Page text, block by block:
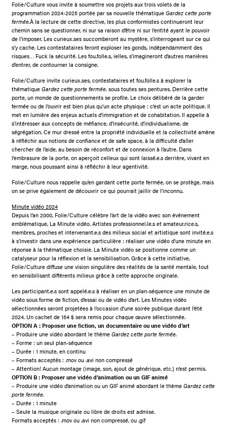
Folie/Culture vous invite à soumettre vos projets aux trois volets de la
programmation 2024-2025 portée par sa nouvelle thématiqueGardez cette porte
fermée.À la lecture de cette directive, les plus conformistes continueront leur
chemin sans se questionner, ni sur sa raison d’être ni sur l’entité ayant le pouvoir
de l’imposer. Les curieux.ses succomberont au mystère, s’interrogeant sur ce qui
s’y cache. Les contestataires feront exploser les gonds, indépendamment des
risques… Fuck la sécurité. Les fou.folle.s, ielles, s’imagineront d’autres manières
d’entrer, de contourner la consigne.
Folie/Culture invite curieux.ses, contestataires et fou.folle.s à explorer la
thématiqueGardez cette porte fermée. sous toutes ses pentures. Derrière cette
porte, un monde de questionnements se profile. Le choix délibéré de la garder
fermée ou de l’ouvrir est bien plus qu’un acte physique : c’est un acte politique. Il
met en lumière des enjeux actuels d’immigration et de cohabitation. Il appelle à
s’intéresser aux concepts de méfiance, d’insécurité, d’individualisme, de
ségrégation. Ce mur dressé entre la propriété individuelle et la collectivité amène
à réfléchir aux notions de confiance et de safe space, à la difficulté d’aller
chercher de l’aide, au besoin de réconfort et de connexion à l’autre. Dans
l’embrasure de la porte, on aperçoit celleux qui sont laissé.e.s derrière, vivant en
marge, nous poussant ainsi à réfléchir à leur agentivité.
Folie/Culture nous rappelle qu’en gardant cette porte fermée, on se protège, mais
on se prive également de découvrir ce qui pourrait jaillir de l’inconnu.
Minute vidéo 2024
Depuis l’an 2000, Folie/Culture célèbre l’art de la vidéo avec son événement
emblématique, La Minute vidéo. Artistes professionnel.le.s et amateur.rice.s,
membres, proches et intervenant.e.s des milieux social et artistique sont invité.e.s
à s’investir dans une expérience particulière : réaliser une vidéo d’une minute en
réponse à la thématique choisie. La Minute vidéo se positionne comme un
catalyseur pour la réflexion et la sensibilisation. Grâce à cette initiative,
Folie/Culture diffuse une vision singulière des réalités de la santé mentale, tout
en sensibilisant différents milieux grâce à cette approche originale.
Les participant.e.s sont appelé.e.s à réaliser en un plan-séquence une minute de
vidéo sous forme de fiction, d’essai ou de vidéo d’art. Les Minutes vidéo
sélectionnées seront projetées à l’occasion d’une soirée publique durant l’été
2024. Un cachet de 154 $ sera remis pour chaque œuvre sélectionnée.
OPTION A : Proposer une fiction, un documentaire ou une vidéo d’art
– Produire une vidéo abordant le thèmeGardez cette porte fermée.
– Forme : un seul plan-séquence
– Durée : 1 minute, en continu
– Formats acceptés : .mov ou .avi non compressé
– Attention! Aucun montage (image, son, ajout de générique, etc.) n’est permis.
OPTION B : Proposer une vidéo d’animation ou un GIF animé
– Produire une vidéo d’animation ou un GIF animé abordant le thèmeGardez cette
porte fermée.
– Durée : 1 minute
– Seule la musique originale ou libre de droits est admise.
Formats acceptés : .mov ou .avi non compressé, ou .gif